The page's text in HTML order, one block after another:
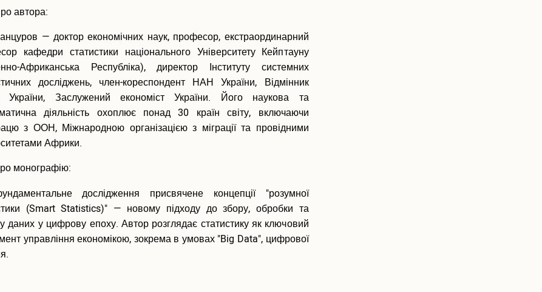
автора:
— доктор економічних наук, професор, екстраординарний
кафедри статистики національного Університету Кейптауну
Африканська Республіка), директор Інституту системних
досліджень, член-кореспондент НАН України, Відмінник
України, Заслужений економіст України. Його наукова та
діяльність охоплює понад 30 країн світу, включаючи
з ООН, Міжнародною організацією з міграції та провідними
Африки.
монографію:
дослідження присвячене концепції "розумної
(Smart Statistics)" — новому підходу до збору, обробки та
даних у цифрову епоху. Автор розглядає статистику як ключовий
управління економікою, зокрема в умовах "Big Data", цифрової